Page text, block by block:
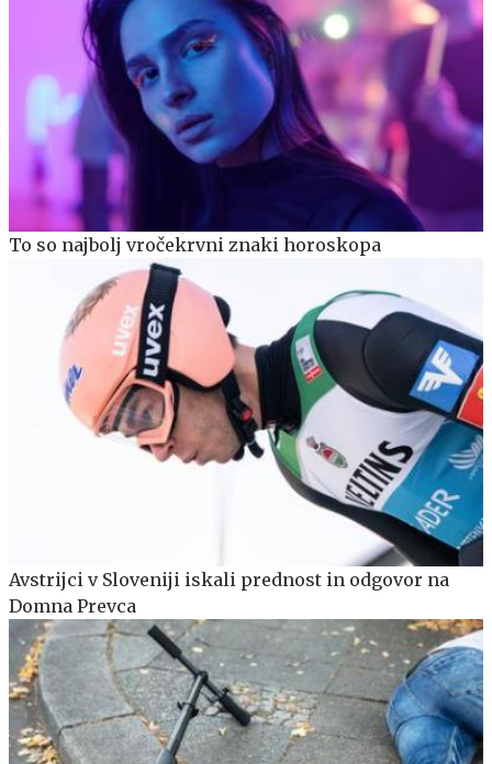
To so najbolj vročekrvni znaki horoskopa
Avstrijci v Sloveniji iskali prednost in odgovor na
Domna Prevca